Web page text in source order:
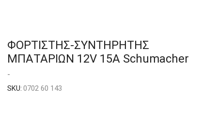
ΦΟΡΤΙΣΤΗΣ-ΣΥΝΤΗΡΗΤΗΣ
ΜΠΑΤΑΡΙΩΝ 12V 15Α Schumacher
-
SKU: 0702 60 143